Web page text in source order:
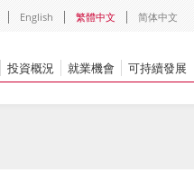
English 繁體中文 简体中文
投資概況 就業機會 可持續發展